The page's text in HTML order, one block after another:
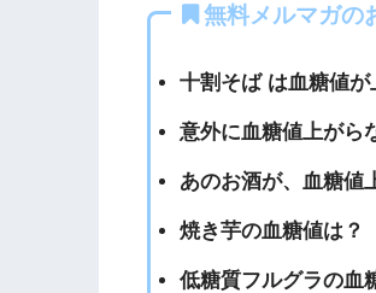
無料メルマガの
十割そば は血糖値が
意外に血糖値上がら
あのお酒が、血糖値
焼き芋の血糖値は？
低糖質フルグラの血